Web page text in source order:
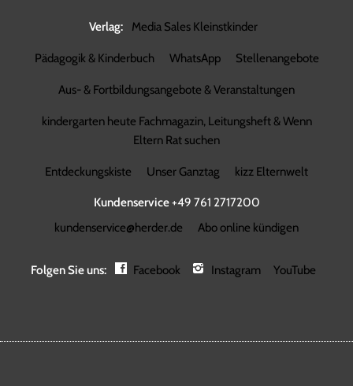
Verlag: Media Sales Kleinstkinder
Pädagogik & Kinderbuch WhatsApp Stellenangebote
Aus- & Fortbildungsangebote & Veranstaltungen
kindergarten heute Fachmagazin, Leitungsheft & Wenn
Eltern Rat suchen
Entdeckungskiste Unser Ganztag kizz Elternwelt
Kundenservice+49 761 2717200
kundenservice@herder.de
Abo online kündigen
Folgen Sie uns: Facebook Instagram YouTube